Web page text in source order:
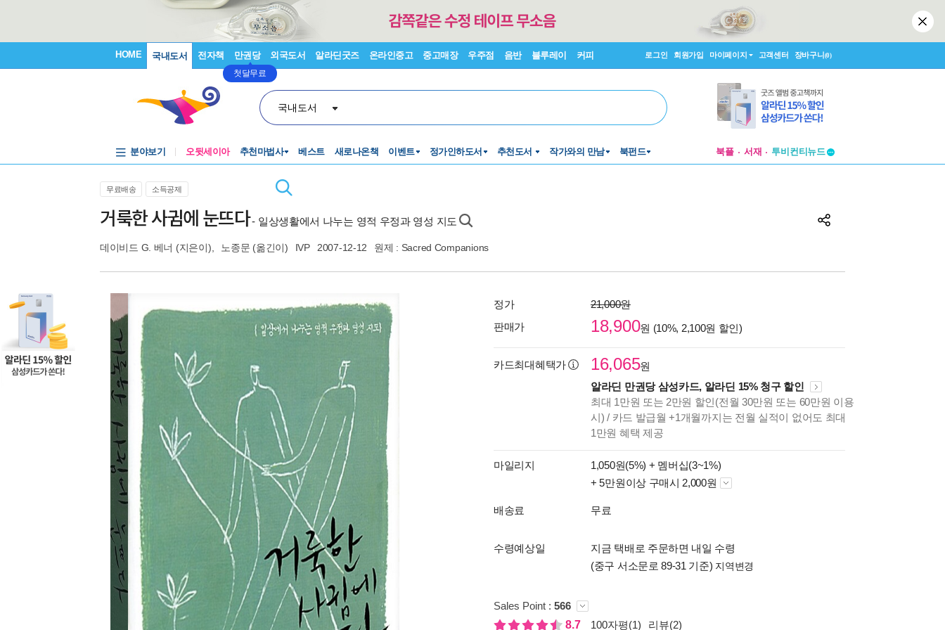
HOME 국내도서 전자책 만권당
첫달무료
외국도서 알라딘굿즈 온라인중고 중고매장 우주점 음반 블루레이 커피 로그인 회원가입 마이페이지 고객센터 장바구니(0)
국내도서
분야보기 오뒷세이아 추천마법사 베스트 새로나온책 이벤트 정가인하도서 추천도서 작가와의 만남 북펀드 북플 서재
창작플랫폼
무료배송
소득공제
거룩한 사귐에 눈뜨다- 일상생활에서 나누는 영적 우정과 영성 지도
데이비드 G. 베너 (지은이), 노종문 (옮긴이) IVP 2007-12-12 원제 : Sacred Companions
정가
21,000원
판매가
18,900원 (10%, 2,100원 할인)
카드최대혜택가 16,065원
알라딘 만권당 삼성카드, 알라딘 15% 청구 할인
최대 1만원 또는 2만원 할인(전월 30만원 또는 60만원 이용
시) / 카드 발급월 +1개월까지는 전월 실적이 없어도 최대
1만원 혜택 제공
마일리지 1,050원(5%) + 멤버십(3~1%)
+ 5만원이상 구매시 2,000원
배송료 무료
수령예상일
지금 택배로 주문하면 내일 수령
(중구 서소문로 89-31 기준) 지역변경
Sales Point : 566
8.7
100자평(1) 리뷰(2)